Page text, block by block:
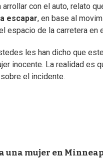
con el auto, relato
escapar, en base al
espacio de la carretera en
les han dicho que
inocente. La realidad es
el incidente.
a una mujer en